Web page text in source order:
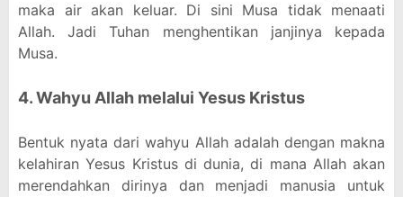
maka air akan keluar. Di sini Musa tidak menaati
Allah. Jadi Tuhan menghentikan janjinya kepada
Musa.
4. Wahyu Allah melalui Yesus Kristus
Bentuk nyata dari wahyu Allah adalah dengan makna
kelahiran Yesus Kristus di dunia, di mana Allah akan
merendahkan dirinya dan menjadi manusia untuk